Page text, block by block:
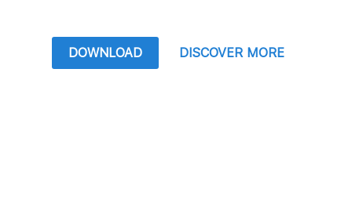
DOWNLOAD DISCOVER MORE